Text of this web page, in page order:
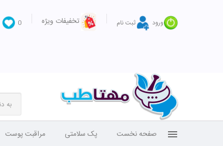
ورود ثبت نام تخفیفات ویژه 0
صفحه نخست پک سلامتی مراقبت پوست